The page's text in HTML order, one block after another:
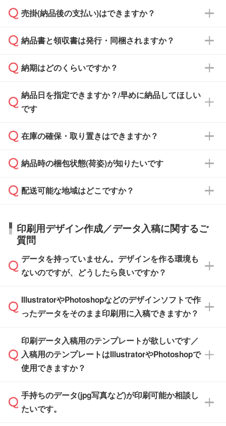
依頼いただいた場合は、翌営業日以降のご連絡
銀行振込のみのご対応となります。
売掛(納品後の支払い)はできますか？
基本的には先入金をお願いしておりますが、自
どの場合は、月末締め翌月末払いに対応可能で
また、卒業・卒園記念品で対策委員会や個人様
校や幼稚園・保育園であれば、同様の条件でご
ご希望の際は担当スタッフまでお気軽にご相談
ください。
納品書と領収書は発行・同梱されますか？
納品書・領収書は ご依頼をいただいた場合の
ず、通常はPDFデータをメール添付でお送りし
ます。
たは注文フォームの『ご注文に関する備考欄』
納期はどのくらいですか？
・印刷する場合(500個程度)
ご入金、イメージ画像の校了から約2週間～2
ご入金確認後、1～2営業日で出荷いたしま
タッフまでお問い合わせください。
ル」に注文予定日をご入力いただくと、おおよ
その締切日や出荷目安をご確認いただけます。
品が決まりましたらお早めのご発注をお願いい
たします。
※土日祝日を除く営業日換算です。
※沖縄・離島は追加日数がかかります。
納品日を指定できますか？/早めに納品してほしい
です
ご希望の納期がある場合は、お問い合わせ・お
い。
応が可能かご案内いたします。
す。>>対象商品はこちら
※最短出荷日は商品によって異なります。各商
品ページにてご確認ください
在庫の確保・取り置きはできますか？
ご入金確認後に在庫を確保し、注文確定のご連
はできかねますので予めご了承ください。
納品時の梱包状態(荷姿)が知りたいです
商品によって異なります。各ページにある商品
す。(白箱、化粧箱、ブリスターパックなど)
【袋入り】 商品がひとつずつ袋に入っていま
す。(透明袋、デザイン袋など)
【個包装なし】 個包装がされていない状態で
※化粧箱から白箱への入れ替えや、オリジナル
箱の作成は原則承っておりません。
配送可能な地域はどこですか？
日本全国へお届けが可能です。なお、海外への
直接納品は行っておりませんので予めご了承く
ださい。
印刷用デザイン作成／データ入稿に関するご
質問
データを持っていません。デザインを作る環境も
ないのですが、どうしたら良いですか？
無料の「デザインシミュレーター」を使えば、
PCやスマホから簡単にデザインを作成できま
ザインソフトがなくても安心です。
また、「データ作成サービス
せいただければ、弊社にて無料でデザインデー
タを1点作成いたします。
IllustratorやPhotoshopなどのデザインソフトで作
ったデータをそのまま印刷用に入稿できますか？
IllustratorやPhotoshop、CLIP STUDIOなどのデ
ザインソフトでこだわりのデザインを作成した
い方は、完全データ入稿
積・ご注文フォームにアップロードしてご入稿
ください。
印刷データ入稿用のテンプレートが欲しいです／
入稿用のテンプレートはIllustratorやPhotoshopで
使用できますか？
一部商品は入稿用テンプレートのご用意があり
ます。各商品ページの『印刷方法・テンプレー
手持ちのデータ(jpg写真など)が印刷可能か相談し
たいです。